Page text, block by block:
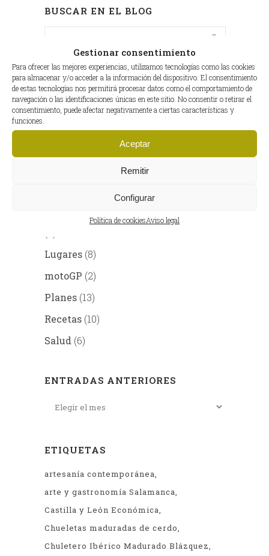
Gestionar consentimiento
Para ofrecer las mejores experiencias, utilizamos tecnologías como las cookies
para almacenar y/o acceder a la información del dispositivo. El consentimiento
de estas tecnologías nos permitirá procesar datos como el comportamiento de
navegación o las identificaciones únicas en este sitio. No consentir o retirar el
consentimiento, puede afectar negativamente a ciertas características y
funciones.
Aceptar
Remitir
Configurar
Política de cookiesAviso legal
BUSCAR EN EL BLOG
CATEGORÍAS
Amigos(9)
Enciclopedia del jamón(13)
(4)
La carta de la directora(7)
La internacionalización de Blázquez
Lugares (8)
motoGP (2)
Planes (13)
Recetas (10)
Salud (6)
ENTRADAS ANTERIORES
ETIQUETAS
artesanía contemporánea
arte y gastronomía Salamanca
Castilla y León Económica
Chueletas maduradas de cerdo
Chuletero Ibérico Madurado Blázquez